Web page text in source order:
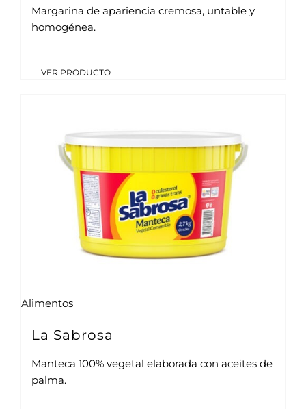
Margarina de apariencia cremosa, untable y
homogénea.
VER PRODUCTO
Alimentos
La Sabrosa
Manteca 100% vegetal elaborada con aceites de
palma.